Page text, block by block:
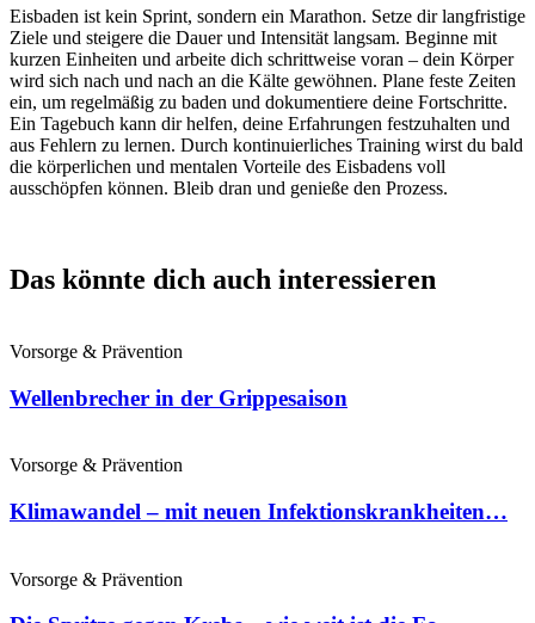
Eisbaden ist kein Sprint, sondern ein Marathon. Setze dir langfristige
Ziele und steigere die Dauer und Intensität langsam. Beginne mit
kurzen Einheiten und arbeite dich schrittweise voran – dein Körper
wird sich nach und nach an die Kälte gewöhnen. Plane feste Zeiten
ein, um regelmäßig zu baden und dokumentiere deine Fortschritte.
Ein Tagebuch kann dir helfen, deine Erfahrungen festzuhalten und
aus Fehlern zu lernen. Durch kontinuierliches Training wirst du bald
die körperlichen und mentalen Vorteile des Eisbadens voll
ausschöpfen können. Bleib dran und genieße den Prozess.
Das könnte dich auch interessieren
Vorsorge & Prävention
Wellenbrecher in der Grippesaison
Vorsorge & Prävention
Klimawandel – mit neuen Infektionskrankheiten…
Vorsorge & Prävention